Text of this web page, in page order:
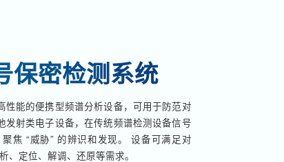
保密检测系统
能的便携型频谱分析设备，可用于防范对
射类电子设备，在传统频谱检测设备信号
焦 “威胁” 的辨识和发现。 设备可满足对
定位、解调、还原等需求。